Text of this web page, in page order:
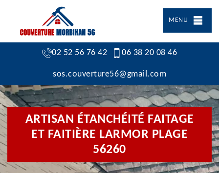
MENU
02 52 56 76 42 06 38 20 08 46
sos.couverture56@gmail.com
ARTISAN ÉTANCHÉITÉ FAITAGE
ET FAITIÈRE LARMOR PLAGE
56260